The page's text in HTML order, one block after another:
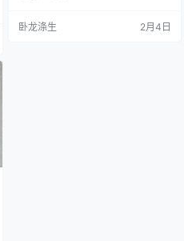
卧龙涤生 2月4日